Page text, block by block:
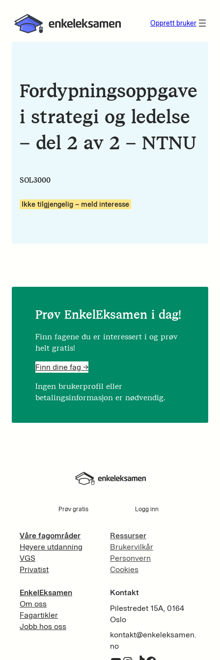
Opprett bruker
Fordypningsoppgave
i strategi og ledelse
– del 2 av 2 – NTNU
SOL3000
Ikke tilgjengelig – meld interesse
Prøv EnkelEksamen i dag!
Finn fagene du er interessert i og prøv
helt gratis!
Finn dine fag ->
Ingen brukerprofil eller
betalingsinformasjon er nødvendig.
Prøv gratis Logg inn
Våre fagområder
Høyere utdanning
VGS
Privatist
EnkelEksamen
Om oss
Fagartikler
Jobb hos oss
Ressurser
Brukervilkår
Personvern
Cookies
Kontakt
Pilestredet 15A, 0164
Oslo
kontakt@enkeleksamen.
no